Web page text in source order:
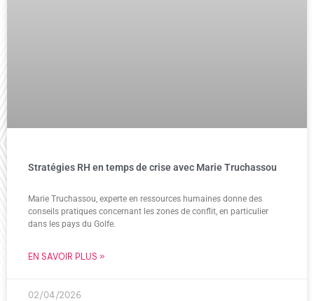
Stratégies RH en temps de crise avec Marie Truchassou
Marie Truchassou, experte en ressources humaines donne des
conseils pratiques concernant les zones de conflit, en particulier
dans les pays du Golfe.
EN SAVOIR PLUS »
02/04/2026